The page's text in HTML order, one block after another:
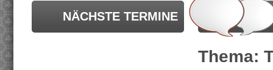
NÄCHSTE TERMINE
Thema: